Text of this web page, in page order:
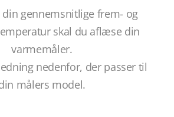
din gennemsnitlige frem- og
skal du aflæse din
varmemåler.
nedenfor, der passer til
målers model.